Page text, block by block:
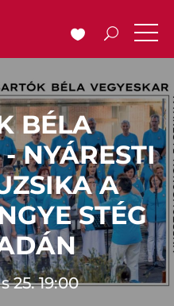
BÉLA
NYÁRESTI
A
STÉG
25. 19:00